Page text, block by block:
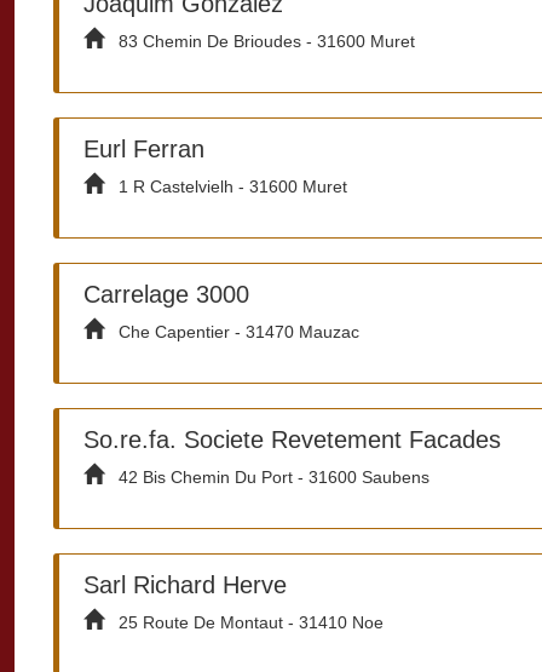
83 Chemin De Brioudes - 31600 Muret
Eurl Ferran
1 R Castelvielh - 31600 Muret
Carrelage 3000
Che Capentier - 31470 Mauzac
So.re.fa. Societe Revetement Facades
42 Bis Chemin Du Port - 31600 Saubens
Sarl Richard Herve
25 Route De Montaut - 31410 Noe